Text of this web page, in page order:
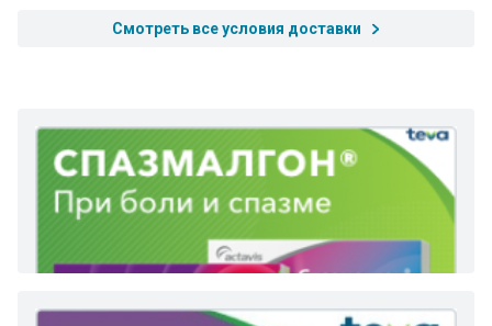
Смотреть все условия доставки